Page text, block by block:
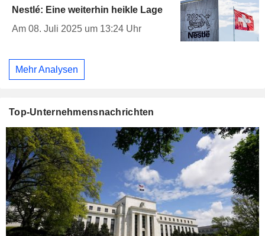
Nestlé: Eine weiterhin heikle Lage
Am 08. Juli 2025 um 13:24 Uhr
Mehr Analysen
Top-Unternehmensnachrichten